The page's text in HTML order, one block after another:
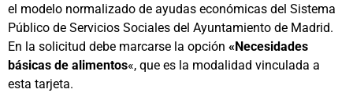
el modelo normalizado de ayudas económicas del Sistema
Público de Servicios Sociales del Ayuntamiento de Madrid.
En la solicitud debe marcarse la opción «Necesidades
básicas de alimentos«, que es la modalidad vinculada a
esta tarjeta.